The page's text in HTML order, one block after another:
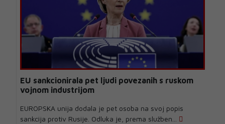
EU sankcionirala pet ljudi povezanih s ruskom
vojnom industrijom
EUROPSKA unija dodala je pet osoba na svoj popis
sankcija protiv Rusije. Odluka je, prema služben...